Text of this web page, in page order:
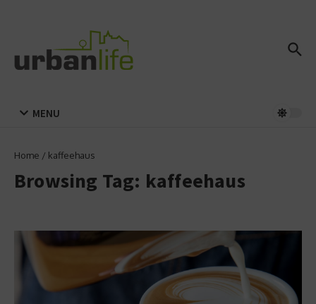
MENU
Home / kaffeehaus
Browsing Tag: kaffeehaus